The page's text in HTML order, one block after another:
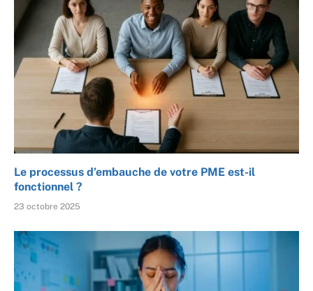
Le processus d’embauche de votre PME est-il
fonctionnel ?
23 octobre 2025